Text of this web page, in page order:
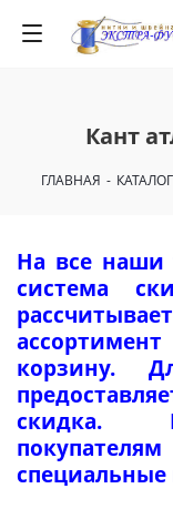
Кант
ГЛАВНАЯ - КАТАЛОГ
На все наши
система
корзину.
скидка.